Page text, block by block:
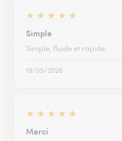
★ ★ ★ ★ ★
Simple
Simple, fluide et rapide
19/05/2026
★ ★ ★ ★ ★
Merci